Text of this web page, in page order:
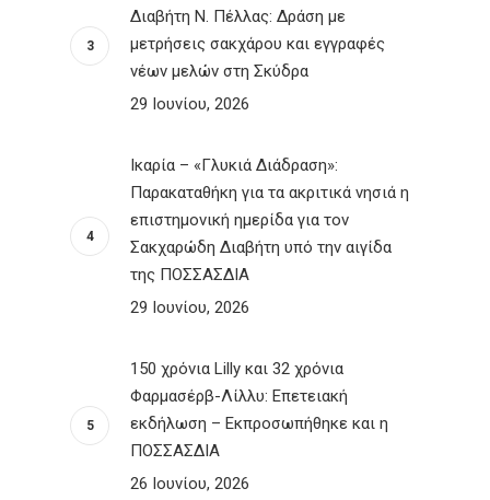
Διαβήτη Ν. Πέλλας: Δράση με
μετρήσεις σακχάρου και εγγραφές
νέων μελών στη Σκύδρα
29 Ιουνίου, 2026
Ικαρία – «Γλυκιά Διάδραση»:
Παρακαταθήκη για τα ακριτικά νησιά η
επιστημονική ημερίδα για τον
Σακχαρώδη Διαβήτη υπό την αιγίδα
της ΠΟΣΣΑΣΔΙΑ
29 Ιουνίου, 2026
150 χρόνια Lilly και 32 χρόνια
Φαρμασέρβ-Λίλλυ: Eπετειακή
εκδήλωση – Εκπροσωπήθηκε και η
ΠΟΣΣΑΣΔΙΑ
26 Ιουνίου, 2026